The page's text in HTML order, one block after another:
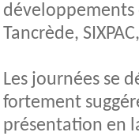
développements
Tancrède,
Les journées se
fortement
présentation en